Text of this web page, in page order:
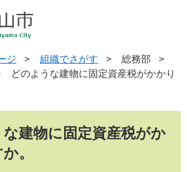
ジ > 組織でさがす > 総務部
>
どのような建物に固定資産税がかかり
建物に固定資産税がか
。